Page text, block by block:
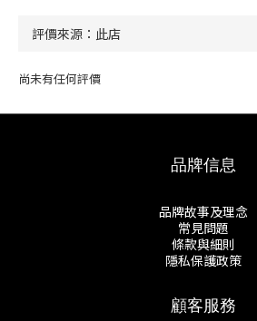
尚未有任何評價
品牌信息
品牌故事及理念
常見問題
條款與細則
隱私保護政策
顧客服務